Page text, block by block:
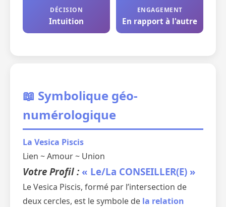
DÉCISION
Intuition
ENGAGEMENT
En rapport à l'autre
📖 Symbolique géo-
numérologique
La Vesica Piscis
Lien ~ Amour ~ Union
Votre Profil : « Le/La CONSEILLER(E) »
Le Vesica Piscis, formé par l’intersection de
deux cercles, est le symbole de la relation